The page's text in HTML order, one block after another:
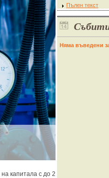
капитала с до 2
Пълен текст
Няма въведени